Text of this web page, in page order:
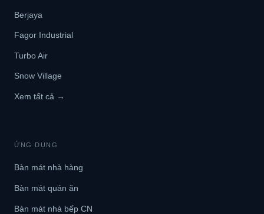
Berjaya
Fagor Industrial
Turbo Air
Snow Village
Xem tất cả →
ỨNG DỤNG
Bàn mát nhà hàng
Bàn mát quán ăn
Bàn mát nhà bếp CN